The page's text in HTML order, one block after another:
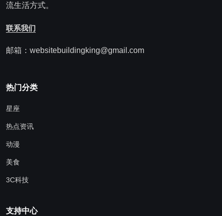
流生活方式。
联系我们
邮箱：websitebuildingking@gmail.com
热门分类
星座
热点资讯
动漫
美食
3C科技
支持中心